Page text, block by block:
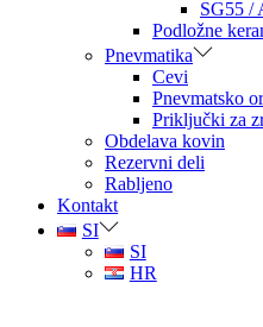
SG55 /
Podložne
Pnevmatika
Cevi
Pnevmatsko
Priključki za
Obdelava kovin
Rezervni deli
Rabljeno
Kontakt
SI
SI
HR